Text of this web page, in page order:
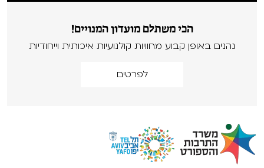
הכי משתלם מועדון המנויים!
נהנים באופן קבוע מחוויות קולנועיות איכותית וייחודיות
לפרטים